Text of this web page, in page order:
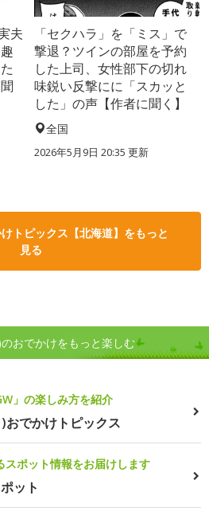
夫
「セクハラ」を「ミス」で
撃退？ツインの部屋を予約
した上司、女性部下の切れ
味鋭い反撃にに「スカッと
した」の声【作者に聞く】
全国
2026年5月9日 20:35 更新
トピックス【北海道】をもっと
見る
おでかけをもっと楽しむ
」の楽しみ方を紹介
おでかけトピックス
ポット情報をお届けします
ット